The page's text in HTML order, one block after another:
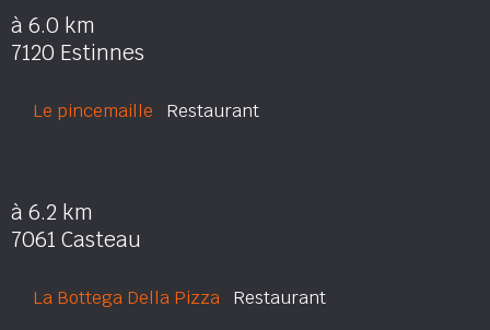
à 6.0 km
7120 Estinnes
Le pincemaille Restaurant
à 6.2 km
7061 Casteau
La Bottega Della Pizza Restaurant